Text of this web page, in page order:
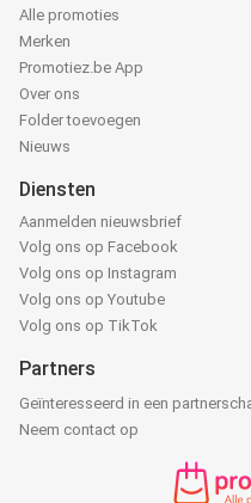
Alle promoties
Merken
Promotiez.be App
Over ons
Folder toevoegen
Nieuws
Diensten
Aanmelden nieuwsbrief
Volg ons op Facebook
Volg ons op Instagram
Volg ons op Youtube
Volg ons op TikTok
Partners
Geïnteresseerd in een
Neem contact op